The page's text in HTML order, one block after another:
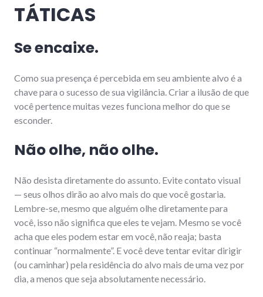
TÁTICAS
Se encaixe.
Como sua presença é percebida em seu ambiente alvo é a
chave para o sucesso de sua vigilância. Criar a ilusão de que
você pertence muitas vezes funciona melhor do que se
esconder.
Não olhe, não olhe.
Não desista diretamente do assunto. Evite contato visual
— seus olhos dirão ao alvo mais do que você gostaria.
Lembre-se, mesmo que alguém olhe diretamente para
você, isso não significa que eles te vejam. Mesmo se você
acha que eles podem estar em você, não reaja; basta
continuar “normalmente”. E você deve tentar evitar dirigir
(ou caminhar) pela residência do alvo mais de uma vez por
dia, a menos que seja absolutamente necessário.